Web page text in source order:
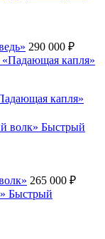
290 000 ₽
капля»
Быстрый
265 000 ₽
Быстрый